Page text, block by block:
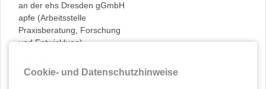
an der ehs Dresden gGmbH
apfe (Arbeitsstelle
Praxisberatung, Forschung
und Entwicklung)
Dresden
Cookie- und Datenschutzhinweise